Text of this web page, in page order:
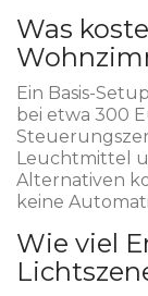
Was
Ein Basis-
bei etwa 300
Leuchtmittel
Alternativen
keine
Wie viel